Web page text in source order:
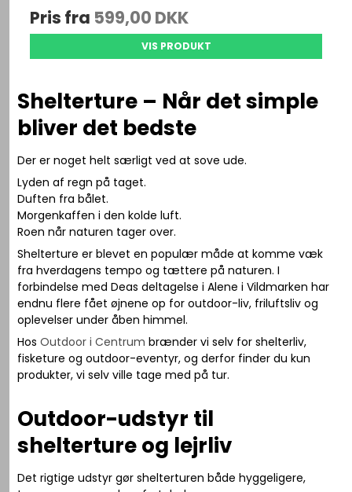
Pris fra 599,00 DKK
VIS PRODUKT
Shelterture – Når det simple
bliver det bedste
Der er noget helt særligt ved at sove ude.
Lyden af regn på taget.
Duften fra bålet.
Morgenkaffen i den kolde luft.
Roen når naturen tager over.
Shelterture er blevet en populær måde at komme væk
fra hverdagens tempo og tættere på naturen. I
forbindelse med Deas deltagelse iAlene i Vildmarken har
endnu flere fået øjnene op for outdoor-liv, friluftsliv og
oplevelser under åben himmel.
HosOutdoor i Centrum brænder vi selv for shelterliv,
fisketure og outdoor-eventyr, og derfor finder du kun
produkter, vi selv ville tage med på tur.
Outdoor-udstyr til
shelterture og lejrliv
Det rigtige udstyr gør shelterturen både hyggeligere,